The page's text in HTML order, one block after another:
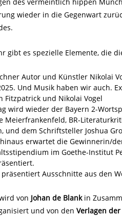
wieder in die Gegenwart
gibt es spezielle Elemente, die
Autor und Künstler Nikolai
Und Musik haben wir auch.
Fitzpatrick und Nikolai Vogel
wird wieder der Bayern 2-
Meierfrankenfeld, BR-
und dem Schriftsteller Joshua
erwartet die Gewinnerin/
im Goethe-Institut
präsentiert Ausschnitte aus den
von Johan de Blankin
und von den Verlagen